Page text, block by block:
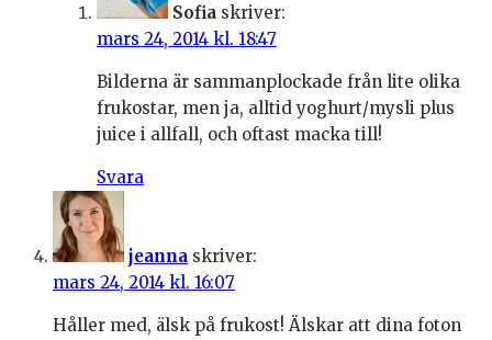
Sofia skriver:
mars 24, 2014 kl. 18:47
Bilderna är sammanplockade från lite olika
frukostar, men ja, alltid yoghurt/mysli plus
juice i allfall, och oftast macka till!
Svara
jeanna skriver:
mars 24, 2014 kl. 16:07
Håller med, älsk på frukost! Älskar att dina foton